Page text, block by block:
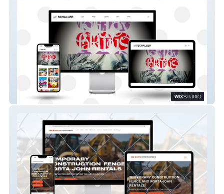
Jeff Schaller Art